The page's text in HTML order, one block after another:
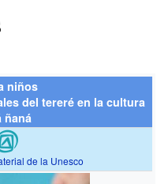
niños
del tereré en la cultura
ñaná
de la Unesco